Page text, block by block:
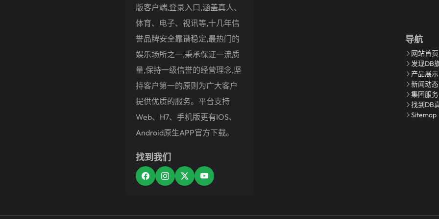
版客户端,登录入口,涵盖真人、
体育、电子、视讯等,十几年信
誉品牌安全靠谱稳定,最热门的
娱乐场所之一,秉承保证一流质
量,保持一级信誉的经营理念,坚
持客户第一的原则为广大客户
提供优质的服务。平台支持
Web、H7、手机版更有iOS、
Android原生APP官方下载。
找到我们
导航
网站首页
发现DB
产品展示
新闻动态
集团服务
找到DB
Sitemap